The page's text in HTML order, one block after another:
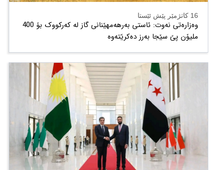
16 کاتژمێر پێش ئێستا
وەزارەتی نەوت: ئاستی بەرهەمهێنانی گاز لە کەرکووک بۆ 400
ملیۆن پێ سێجا بەرز دەکرێتەوە